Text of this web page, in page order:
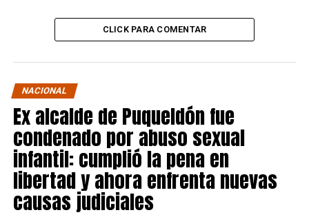
CLICK PARA COMENTAR
NACIONAL
Ex alcalde de Puqueldón fue
condenado por abuso sexual
infantil: cumplió la pena en
libertad y ahora enfrenta nuevas
causas judiciales